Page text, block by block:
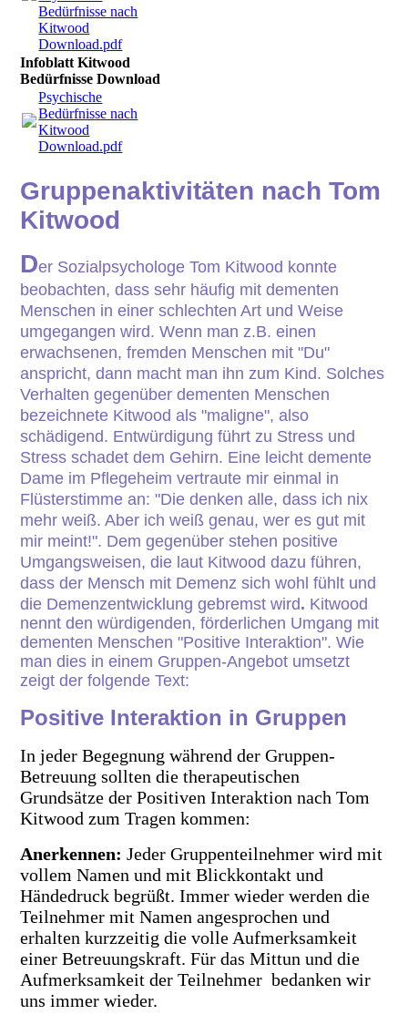
Bedürfnisse nach
Kitwood
Download.pdf
Infoblatt Kitwood
Bedürfnisse Download
Psychische
Bedürfnisse nach
Kitwood
Download.pdf
Gruppenaktivitäten nach Tom
Kitwood
Der Sozialpsychologe Tom Kitwood konnte
beobachten, dass sehr häufig mit dementen
Menschen in einer schlechten Art und Weise
umgegangen wird. Wenn man z.B. einen
erwachsenen, fremden Menschen mit "Du"
anspricht, dann macht man ihn zum Kind. Solches
Verhalten gegenüber dementen Menschen
bezeichnete Kitwood als "maligne", also
schädigend. Entwürdigung führt zu Stress und
Stress schadet dem Gehirn. Eine leicht demente
Dame im Pflegeheim vertraute mir einmal in
Flüsterstimme an: "Die denken alle, dass ich nix
mehr weiß. Aber ich weiß genau, wer es gut mit
mir meint!". Dem gegenüber stehen positive
Umgangsweisen, die laut Kitwood dazu führen,
dass der Mensch mit Demenz sich wohl fühlt und
die Demenzentwicklung gebremst wird. Kitwood
nennt den würdigenden, förderlichen Umgang mit
dementen Menschen "Positive Interaktion". Wie
man dies in einem Gruppen-Angebot umsetzt
zeigt der folgende Text:
Positive Interaktion in Gruppen
In jeder Begegnung während der Gruppen-
Betreuung sollten die therapeutischen
Grundsätze der Positiven Interaktion nach Tom
Kitwood zum Tragen kommen:
Anerkennen: Jeder Gruppenteilnehmer wird mit
vollem Namen und mit Blickkontakt und
Händedruck begrüßt. Immer wieder werden die
Teilnehmer mit Namen angesprochen und
erhalten kurzzeitig die volle Aufmerksamkeit
einer Betreuungskraft. Für das Mittun und die
Aufmerksamkeit der Teilnehmer bedanken wir
uns immer wieder.